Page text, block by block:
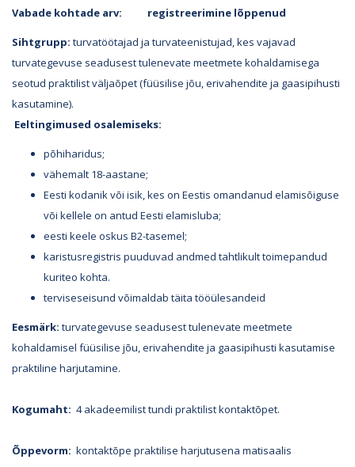
Vabade kohtade arv: registreerimine lõppenud
Sihtgrupp: turvatöötajad ja turvateenistujad, kes vajavad
turvategevuse seadusest tulenevate meetmete kohaldamisega
seotud praktilist väljaõpet (füüsilise jõu, erivahendite ja gaasipihusti
kasutamine).
Eeltingimused osalemiseks:
põhiharidus;
vähemalt 18-aastane;
Eesti kodanik või isik, kes on Eestis omandanud elamisõiguse
või kellele on antud Eesti elamisluba;
eesti keele oskus B2-tasemel;
karistusregistris puuduvad andmed tahtlikult toimepandud
kuriteo kohta.
terviseseisund võimaldab täita tööülesandeid
Eesmärk: turvategevuse seadusest tulenevate meetmete
kohaldamisel füüsilise jõu, erivahendite ja gaasipihusti kasutamise
praktiline harjutamine.
Kogumaht: 4 akadeemilist tundi praktilist kontaktõpet.
Õppevorm: kontaktõpe praktilise harjutusena matisaalis